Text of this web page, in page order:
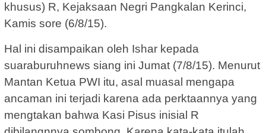
khusus) R, Kejaksaan Negri Pangkalan Kerinci,
Kamis sore (6/8/15).
Hal ini disampaikan oleh Ishar kepada
suaraburuhnews siang ini Jumat (7/8/15). Menurut
Mantan Ketua PWI itu, asal muasal mengapa
ancaman ini terjadi karena ada perktaannya yang
mengtakan bahwa Kasi Pisus inisial R